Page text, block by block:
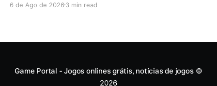
descobrir quais serão os próximos jogos a entrar na
diferentes,
6 de Ago de 2026 3 min read
Game Portal - Jogos onlines grátis, notícias de jogos©
2026